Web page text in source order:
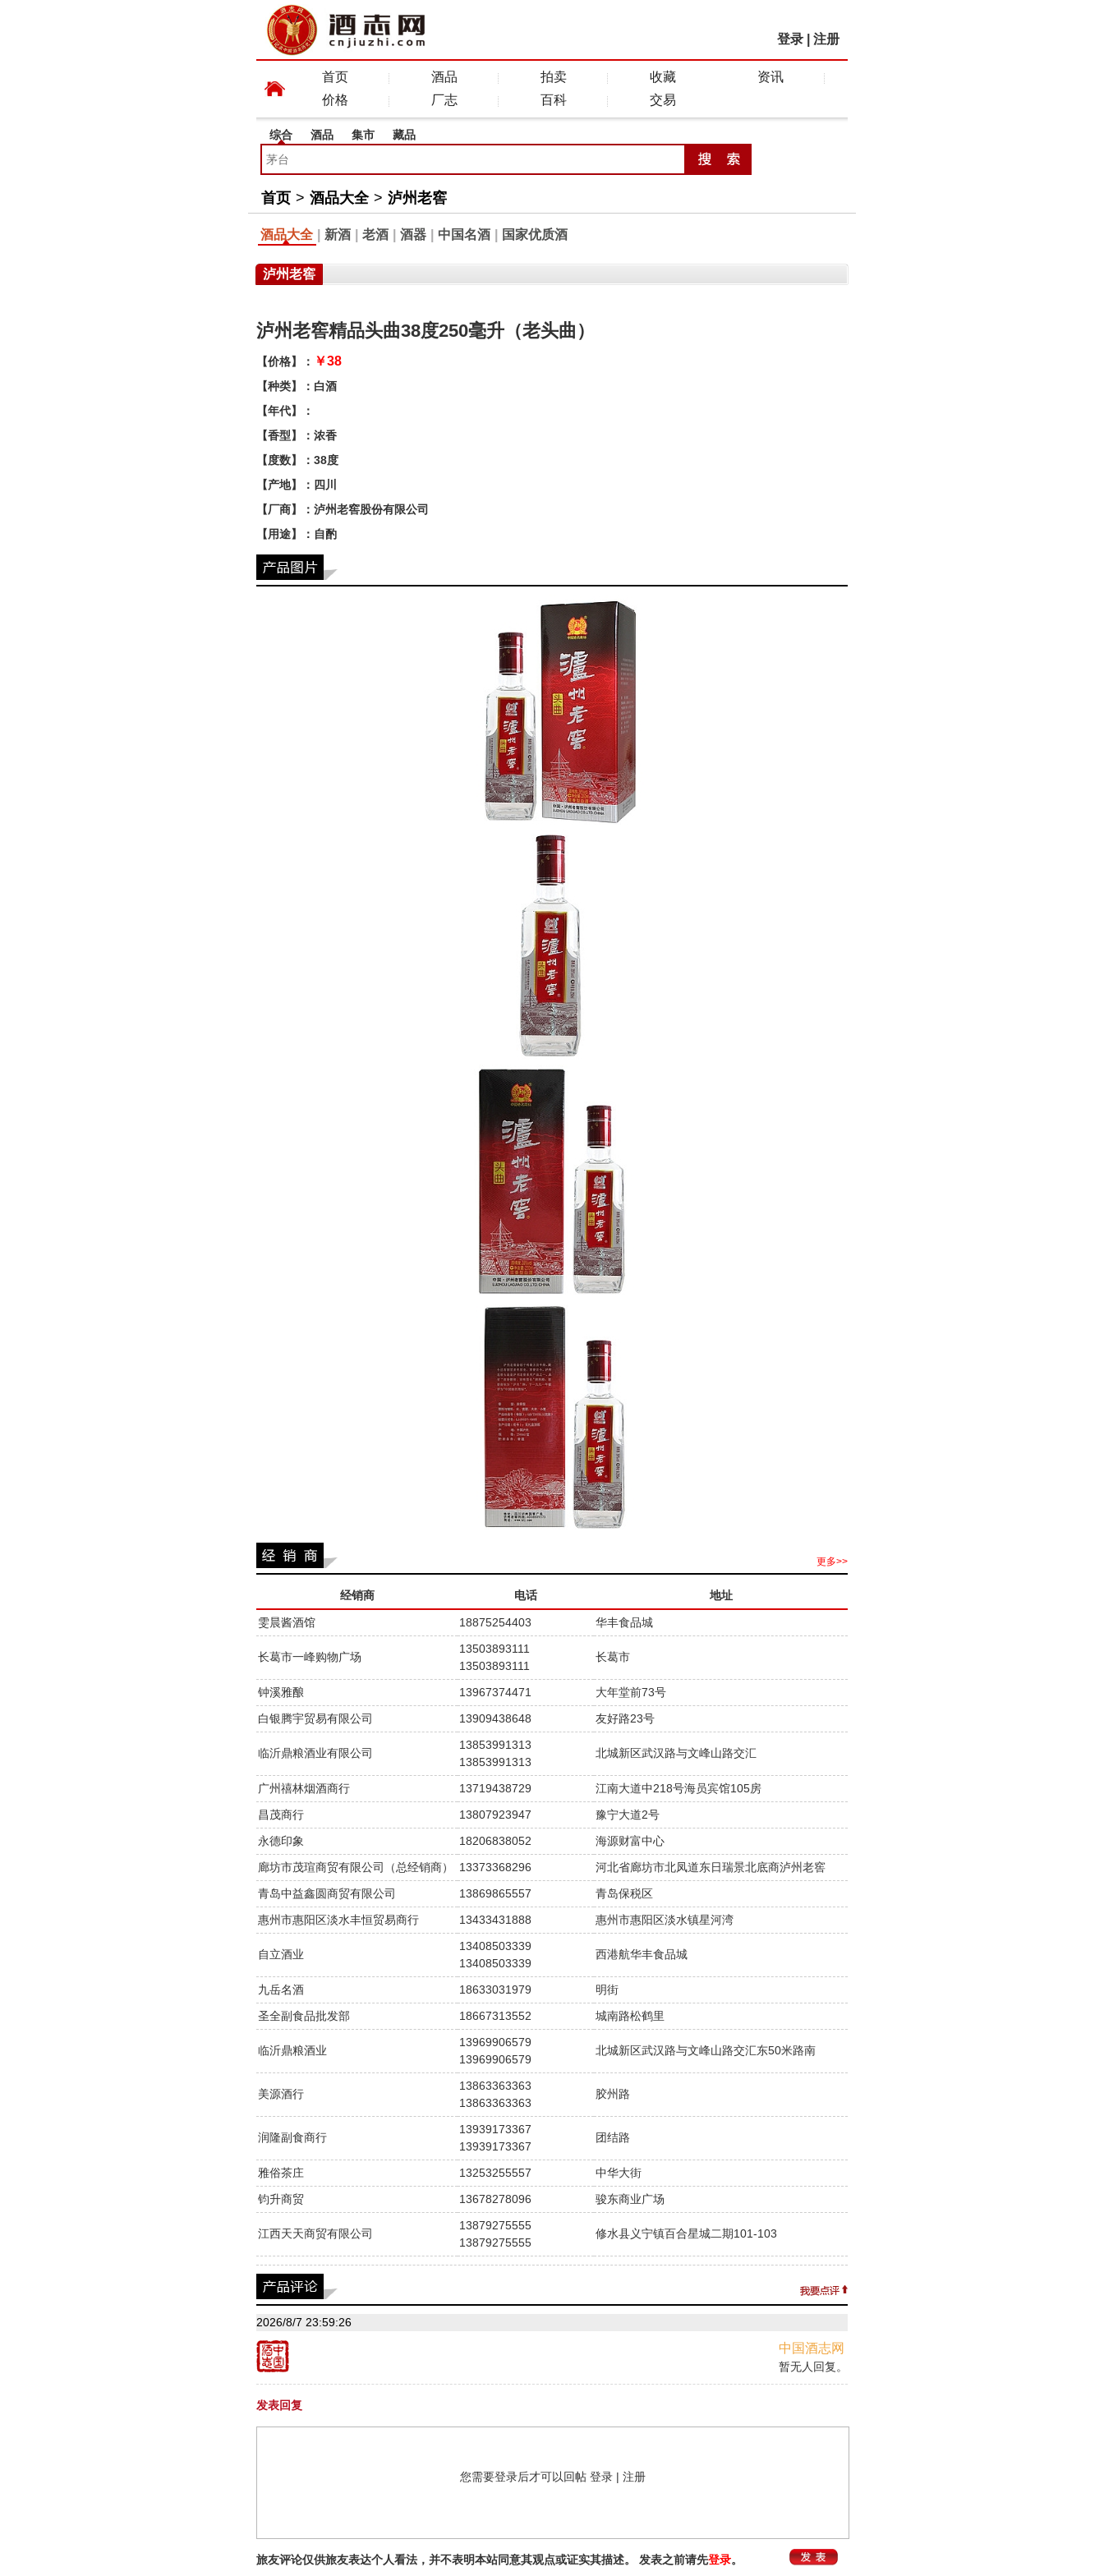
登录 注册
首页 酒品 拍卖 收藏
资讯
价格
厂志 百科 交易
综合 酒品 集市 藏品
首页 > 酒品大全 > 泸州老窖
酒品大全 新酒 老酒 酒器 中国名酒 国家优质酒
泸州老窖
泸州老窖精品头曲38度250毫升（老头曲）
【价格】： ￥38
【种类】：白酒
【年代】：
【香型】：浓香
【度数】：38度
【产地】：四川
【厂商】：泸州老窖股份有限公司
【用途】：自酌
更多>>
经销商 电话 地址
雯晨酱酒馆 18875254403 华丰食品城
长葛市一峰购物广场
13503893111
13503893111
长葛市
钟溪雅酿 13967374471
大年堂前73号
白银腾宇贸易有限公司
13909438648 友好路23号
临沂鼎粮酒业有限公司
13853991313
13853991313
北城新区武汉路与文峰山路交汇
广州禧林烟酒商行 13719438729
江南大道中218号海员宾馆105房
昌茂商行
13807923947
豫宁大道2号
永德印象
18206838052
海源财富中心
廊坊市茂瑄商贸有限公司（总经销商）
13373368296
河北省廊坊市北凤道东日瑞景北底商泸州老窖
青岛中益鑫圆商贸有限公司
13869865557
青岛保税区
惠州市惠阳区淡水丰恒贸易商行
13433431888 惠州市惠阳区淡水镇星河湾
自立酒业
13408503339
13408503339
西港航华丰食品城
九岳名酒 18633031979
明街
圣全副食品批发部
18667313552 城南路松鹤里
临沂鼎粮酒业
13969906579
13969906579
北城新区武汉路与文峰山路交汇东50米路南
美源酒行
13863363363
13863363363
胶州路
润隆副食商行
13939173367
13939173367
团结路
雅俗茶庄 13253255557
中华大街
钧升商贸
13678278096 骏东商业广场
江西天天商贸有限公司
13879275555
13879275555
修水县义宁镇百合星城二期101-103
2026/8/7 23:59:26
中国酒志网
暂无人回复。
发表回复
您需要登录后才可以回帖 登录 | 注册
旅友评论仅供旅友表达个人看法，并不表明本站同意其观点或证实其描述。 发表之前请先登录。